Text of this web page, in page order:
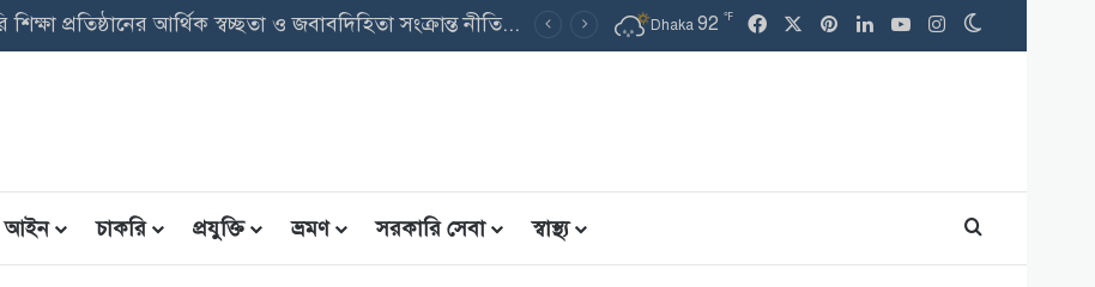
উপবৃত্তি তথ্য ফরম: শিক্ষার্থীদের তথ্য এন্ট্রি ফরম PDF ডাউনলোড Dhaka 92 ℉ FacebookPinterest
LinkedInYouTubeInstagram
আইন চাকরি প্রযুক্তি ভ্রমণ সরকারি সেবা স্বাস্থ্য Search for